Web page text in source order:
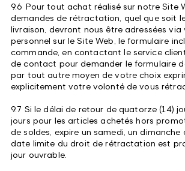
9.6 Pour tout achat réalisé sur notre Site
demandes de rétractation, quel que soit
livraison, devront nous être adressées
personnel sur le Site Web, le formulaire
commande, en contactant le service
de contact pour demander le formulaire
par tout autre moyen de votre choix
explicitement votre volonté de vous
9.7 Si le délai de retour de quatorze (14)
jours pour les articles achetés hors
de soldes, expire un samedi, un dimanche
date limite du droit de rétractation est
jour ouvrable.